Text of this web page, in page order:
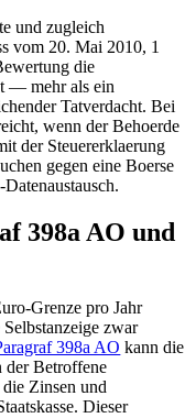
und zugleich
vom 20. Mai 2010, 1
die
— mehr als ein
Tatverdacht. Bei
wenn der Behoerde
der Steuererklaerung
gegen eine Boerse
398a AO und
Grenze pro Jahr
zwar
398a AO kann die
der Betroffene
Zinsen und
Dieser